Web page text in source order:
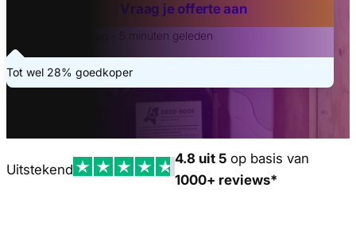
Vraag je offerte aan
Laatste aanvraag - 5 minuten geleden
Tot wel 28% goedkoper
Uitstekend
4.8 uit 5 op basis van
1000+ reviews*